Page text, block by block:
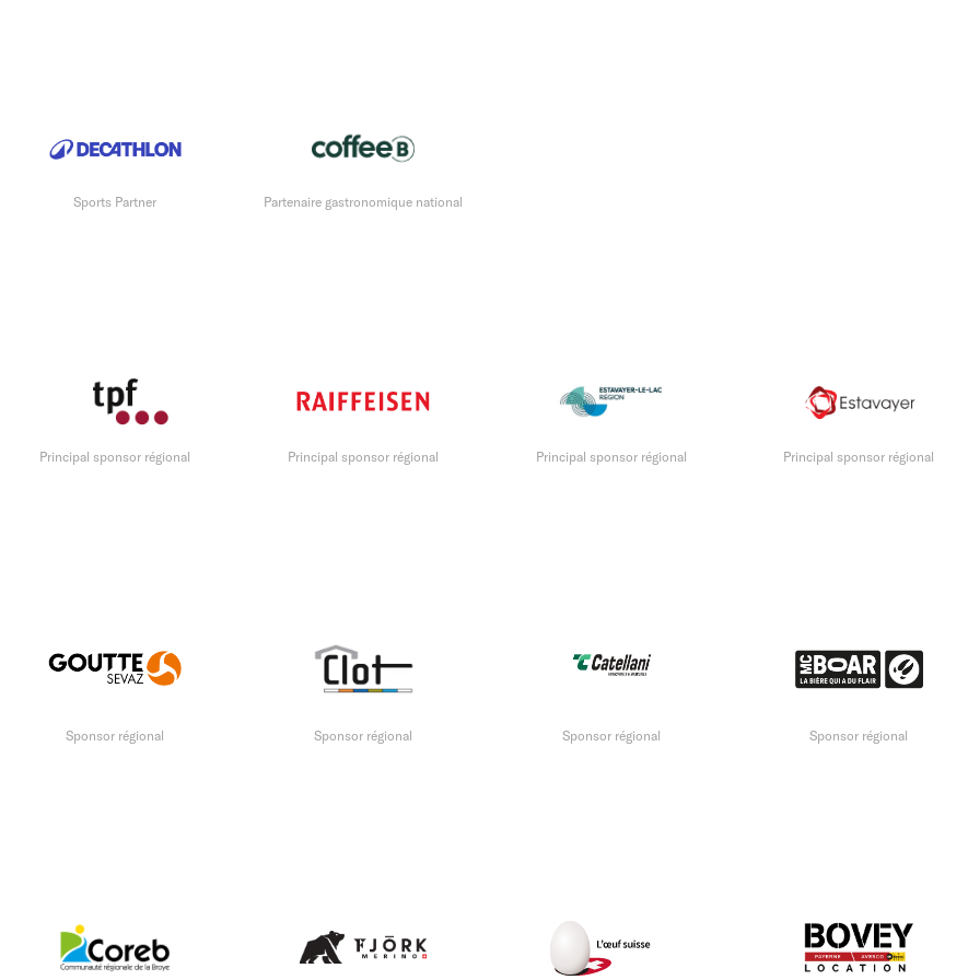
Sports Partner Partenaire gastronomique national
Principal sponsor régional Principal sponsor régional Principal sponsor régional Principal sponsor régional
Sponsor régional Sponsor régional Sponsor régional Sponsor régional